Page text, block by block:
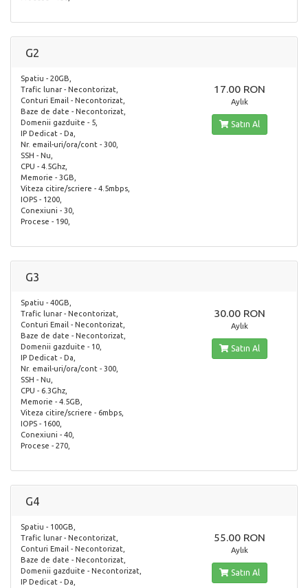
G2
Spatiu - 20GB,
Trafic lunar - Necontorizat,
Conturi Email - Necontorizat,
Baze de date - Necontorizat,
Domenii gazduite - 5,
IP Dedicat - Da,
Nr. email-uri/ora/cont - 300,
SSH - Nu,
CPU - 4.5Ghz,
Memorie - 3GB,
Viteza citire/scriere - 4.5mbps,
IOPS - 1200,
Conexiuni - 30,
Procese - 190,
17.00 RON
Aylık
Satın Al
G3
Spatiu - 40GB,
Trafic lunar - Necontorizat,
Conturi Email - Necontorizat,
Baze de date - Necontorizat,
Domenii gazduite - 10,
IP Dedicat - Da,
Nr. email-uri/ora/cont - 300,
SSH - Nu,
CPU - 6.3Ghz,
Memorie - 4.5GB,
Viteza citire/scriere - 6mbps,
IOPS - 1600,
Conexiuni - 40,
Procese - 270,
30.00 RON
Aylık
Satın Al
G4
Spatiu - 100GB,
Trafic lunar - Necontorizat,
Conturi Email - Necontorizat,
Baze de date - Necontorizat,
Domenii gazduite - Necontorizat,
IP Dedicat - Da,
55.00 RON
Aylık
Satın Al